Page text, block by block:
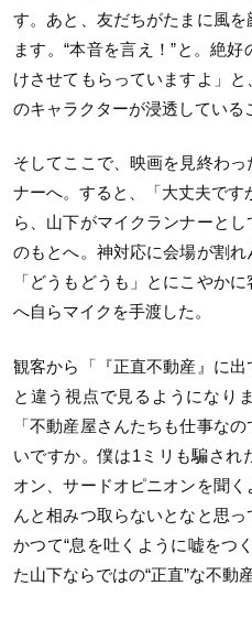
す。あと、友だちがたまに風
ます。“本音を言え！”と。絶
けさせてもらっていますよ」
のキャラクターが浸透している
そしてここで、映画を見終わ
ナーへ。すると、「大丈夫で
ら、山下がマイクランナーと
のもとへ。神対応に会場が割れ
「どうもどうも」とにこやか
へ自らマイクを手渡した。
観客から「『正直不動産』に
と違う視点で見るようになり
「不動産屋さんたちも仕事な
いですか。僕は1ミリも騙され
オン、サードオピニオンを聞
んと相みつ取らないとなと思っ
かつて“息を吐くように嘘をつ
た山下ならではの“正直”な不動